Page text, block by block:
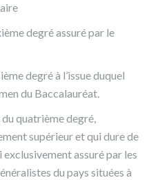
degré assuré par le
degré à l’issue duquel
du Baccalauréat.
du quatrième degré,
supérieur et qui dure de
assuré par les
du pays situées à